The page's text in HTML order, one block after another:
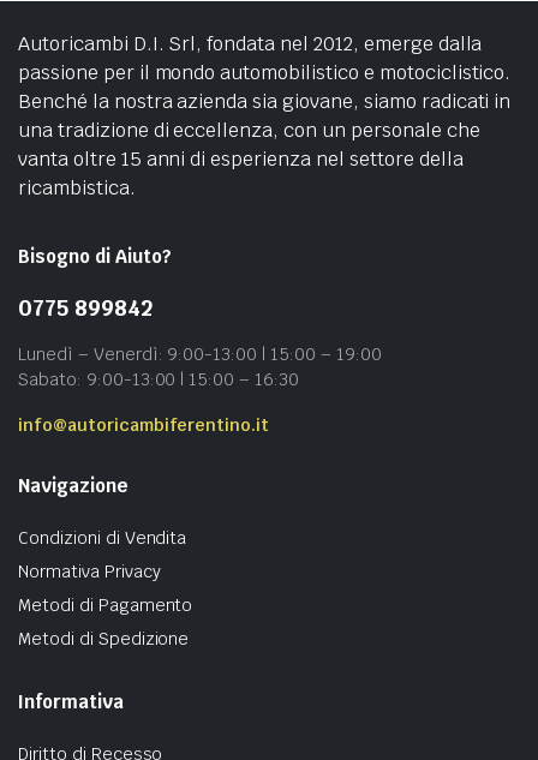
Autoricambi D.I. Srl, fondata nel 2012, emerge dalla
passione per il mondo automobilistico e motociclistico.
Benché la nostra azienda sia giovane, siamo radicati in
una tradizione di eccellenza, con un personale che
vanta oltre 15 anni di esperienza nel settore della
ricambistica.
Bisogno di Aiuto?
0775 899842
Lunedì – Venerdì: 9:00-13:00 | 15:00 – 19:00
Sabato: 9:00-13:00 | 15:00 – 16:30
info@autoricambiferentino.it
Navigazione
Condizioni di Vendita
Normativa Privacy
Metodi di Pagamento
Metodi di Spedizione
Informativa
Diritto di Recesso